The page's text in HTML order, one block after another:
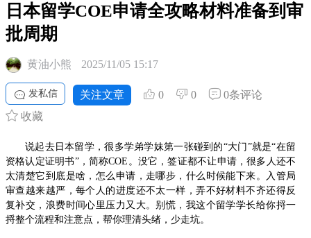
日本留学COE申请全攻略材料准备到审
批周期
黄油小熊 2025/11/05 15:17
发私信 关注文章 0 0
0条评论
收藏
说起去日本留学，很多学弟学妹第一张碰到的“大门”就是“在留
资格认定证明书”，简称COE。没它，签证都不让申请，很多人还不
太清楚它到底是啥，怎么申请，走哪步，什么时候能下来。入管局
审查越来越严，每个人的进度还不太一样，弄不好材料不齐还得反
复补交，浪费时间心里压力又大。别慌，我这个留学学长给你捋一
捋整个流程和注意点，帮你理清头绪，少走坑。